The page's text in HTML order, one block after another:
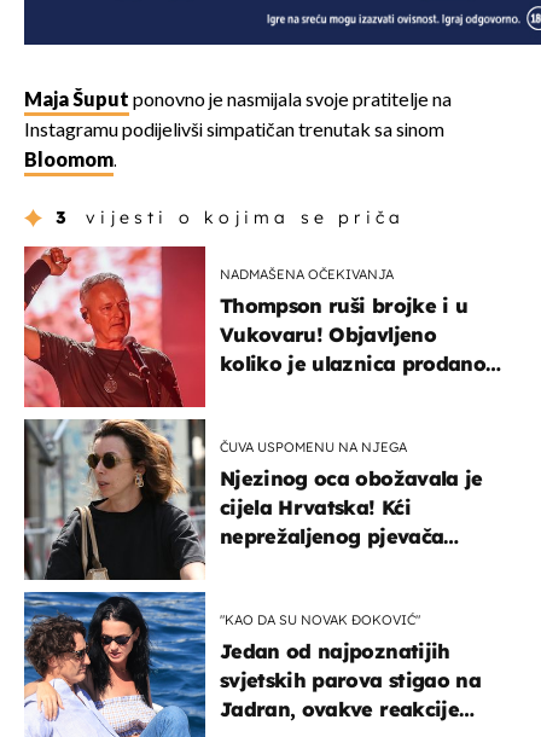
Maja Šuput ponovno je nasmijala svoje pratitelje na
Instagramu podijelivši simpatičan trenutak sa sinom
Bloomom.
3 vijesti o kojima se priča
NADMAŠENA OČEKIVANJA
Thompson ruši brojke i u
Vukovaru! Objavljeno
koliko je ulaznica prodano
ČUVA USPOMENU NA NJEGA
Njezinog oca obožavala je
cijela Hrvatska! Kći
neprežaljenog pjevača
"KAO DA SU NOVAK ĐOKOVIĆ"
Jedan od najpoznatijih
svjetskih parova stigao na
Jadran, ovakve reakcije